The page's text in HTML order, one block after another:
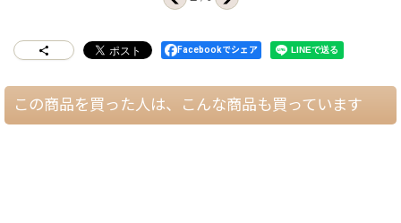
Facebookでシェア
この商品を買った人は、こんな商品も買っています